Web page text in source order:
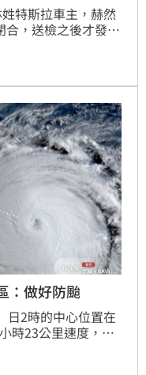
特斯拉車主，赫然
合，送檢之後才發
翁，手持三秒膠
無冤無仇互不相
：做好防颱
日2時的中心位置在
時23公里速度，向
，需要特別注意的